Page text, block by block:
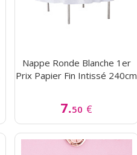
Nappe Ronde Blanche 1er
Prix Papier Fin Intissé 240cm
7.50 €